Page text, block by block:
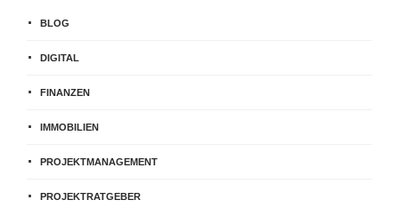
BLOG
DIGITAL
FINANZEN
IMMOBILIEN
PROJEKTMANAGEMENT
PROJEKTRATGEBER